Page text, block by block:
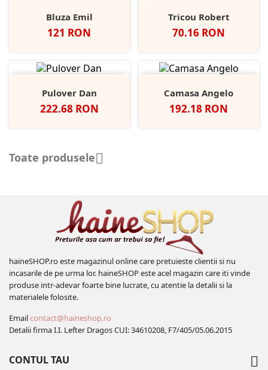
Bluza Emil
Pret
121 RON
Tricou Robert
Pret
70.16 RON
Pulover Dan
Pret
222.68 RON
Camasa Angelo
Pret
192.18 RON
Toate produsele
haineSHOP.ro este magazinul online care pretuieste clientii si nu
incasarile de pe urma lor. haineSHOP este acel magazin care iti vinde
produse intr-adevar foarte bine lucrate, cu atentie la detalii si la
materialele folosite.
Emailcontact@haineshop.ro
Detalii firma I.I. Lefter Dragos CUI: 34610208, F7/405/05.06.2015
CONTUL TAU 